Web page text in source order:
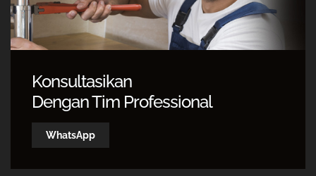
Konsultasikan
Dengan Tim Professional
WhatsApp